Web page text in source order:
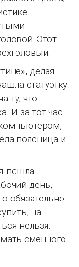
Этот
делая
статуэтку
ту, что
И за тот час
поясница и
пошла
день,
обязательно
на
нельзя.
сменного